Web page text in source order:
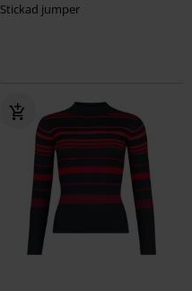
Stickad jumper